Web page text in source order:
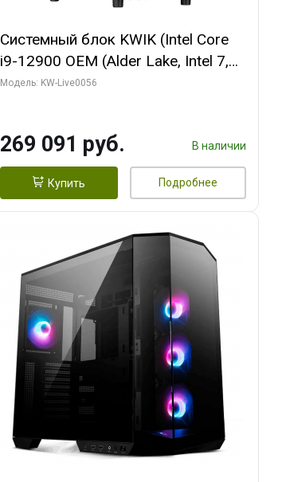
Системный блок KWIK (Intel Core
i9-12900 OEM (Alder Lake, Intel 7,
C16 8EC/8PC/T2/ 64 ГБ ОЗУ (2
ТБ SSD)
Модель: KW-Live0056
269 091 руб. В наличии
Купить Подробнее